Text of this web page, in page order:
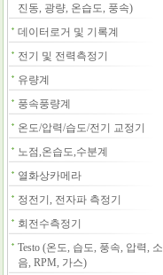
진동, 광량, 온습도, 풍속)
데이터로거 및 기록계
전기 및 전력측정기
유량계
풍속풍량계
온도/압력/습도/전기 교정기
노점,온습도,수분계
열화상카메라
정전기, 전자파 측정기
회전수측정기
Testo (온도, 습도, 풍속, 압력, 소
음, RPM, 가스)